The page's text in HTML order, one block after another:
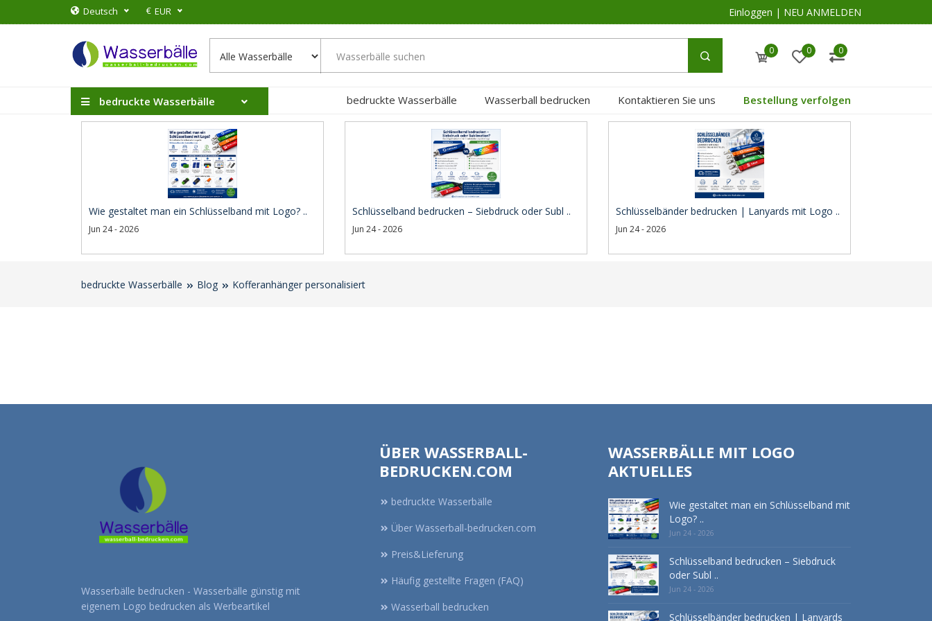
Deutsch € EUR Einloggen | NEU ANMELDEN
0 0 0
bedruckte Wasserbälle bedruckte Wasserbälle Wasserball bedrucken Kontaktieren Sie uns Bestellung verfolgen
Wie gestaltet man ein Schlüsselband mit Logo? ..
Jun 24 - 2026
Schlüsselband bedrucken – Siebdruck oder Subl ..
Jun 24 - 2026
Schlüsselbänder bedrucken | Lanyards mit Logo ..
Jun 24 - 2026
bedruckte Wasserbälle Blog Kofferanhänger personalisiert
Wasserbälle bedrucken - Wasserbälle günstig mit
eigenem Logo bedrucken als Werbeartikel
ÜBER WASSERBALL-
BEDRUCKEN.COM
bedruckte Wasserbälle
Über Wasserball-bedrucken.com
Preis&Lieferung
Häufig gestellte Fragen (FAQ)
Wasserball bedrucken
WASSERBÄLLE MIT LOGO
AKTUELLES
Wie gestaltet man ein Schlüsselband mit
Logo? ..
Jun 24 - 2026
Schlüsselband bedrucken – Siebdruck
oder Subl ..
Jun 24 - 2026
Schlüsselbänder bedrucken | Lanyards